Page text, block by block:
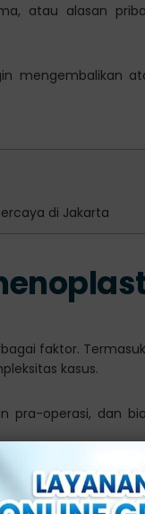
atau alasan
mengembalikan
di Jakarta
faktor.
kasus.
pra-operasi, dan
berkisar
negara dan wilayah.